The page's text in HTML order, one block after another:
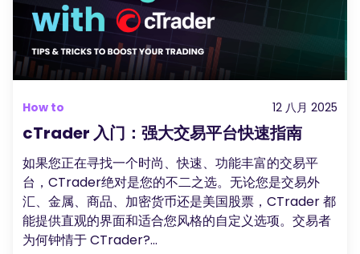
How to 12 八月 2025
cTrader 入门：强大交易平台快速指南
如果您正在寻找一个时尚、快速、功能丰富的交易平
台，CTrader绝对是您的不二之选。无论您是交易外
汇、金属、商品、加密货币还是美国股票，CTrader 都
能提供直观的界面和适合您风格的自定义选项。交易者
为何钟情于 CTrader?...